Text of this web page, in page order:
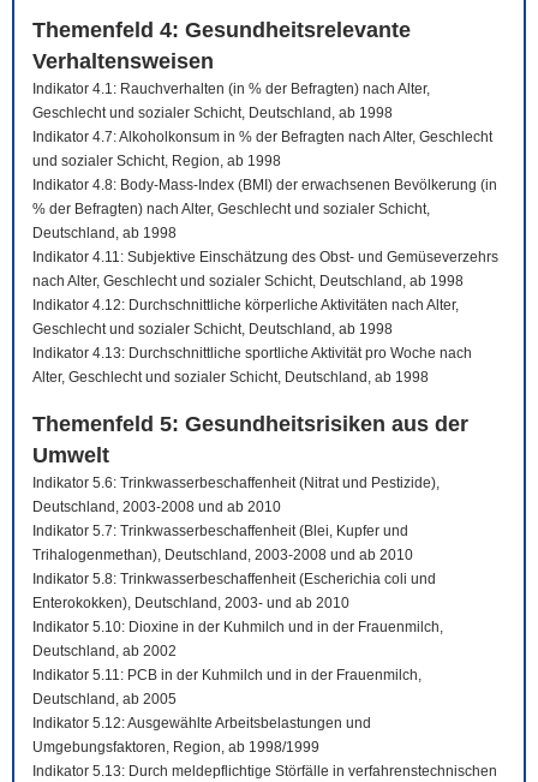
Themenfeld 4: Gesundheitsrelevante
Verhaltensweisen
Indikator 4.1: Rauchverhalten (in % der Befragten) nach Alter,
Geschlecht und sozialer Schicht, Deutschland, ab 1998
Indikator 4.7: Alkoholkonsum in % der Befragten nach Alter, Geschlecht
und sozialer Schicht, Region, ab 1998
Indikator 4.8: Body-Mass-Index (BMI) der erwachsenen Bevölkerung (in
% der Befragten) nach Alter, Geschlecht und sozialer Schicht,
Deutschland, ab 1998
Indikator 4.11: Subjektive Einschätzung des Obst- und Gemüseverzehrs
nach Alter, Geschlecht und sozialer Schicht, Deutschland, ab 1998
Indikator 4.12: Durchschnittliche körperliche Aktivitäten nach Alter,
Geschlecht und sozialer Schicht, Deutschland, ab 1998
Indikator 4.13: Durchschnittliche sportliche Aktivität pro Woche nach
Alter, Geschlecht und sozialer Schicht, Deutschland, ab 1998
Themenfeld 5: Gesundheitsrisiken aus der
Umwelt
Indikator 5.6: Trinkwasserbeschaffenheit (Nitrat und Pestizide),
Deutschland, 2003-2008 und ab 2010
Indikator 5.7: Trinkwasserbeschaffenheit (Blei, Kupfer und
Trihalogenmethan), Deutschland, 2003-2008 und ab 2010
Indikator 5.8: Trinkwasserbeschaffenheit (Escherichia coli und
Enterokokken), Deutschland, 2003- und ab 2010
Indikator 5.10: Dioxine in der Kuhmilch und in der Frauenmilch,
Deutschland, ab 2002
Indikator 5.11: PCB in der Kuhmilch und in der Frauenmilch,
Deutschland, ab 2005
Indikator 5.12: Ausgewählte Arbeitsbelastungen und
Umgebungsfaktoren, Region, ab 1998/1999
Indikator 5.13: Durch meldepflichtige Störfälle in verfahrenstechnischen